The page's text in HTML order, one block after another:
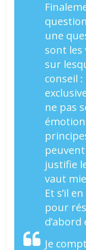
une
sont les
sur
conseil
ne pas
justifie
vaut
Et s’il
pour
d’abord
Je